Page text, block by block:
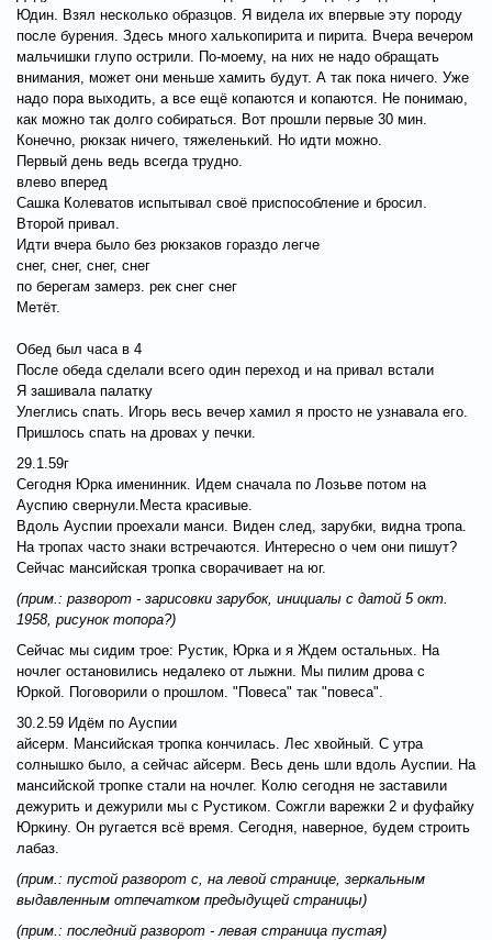
Юдин. Взял несколько образцов. Я видела их впервые эту породу
после бурения. Здесь много халькопирита и пирита. Вчера вечером
мальчишки глупо острили. По-моему, на них не надо обращать
внимания, может они меньше хамить будут. А так пока ничего. Уже
надо пора выходить, а все ещё копаются и копаются. Не понимаю,
как можно так долго собираться. Вот прошли первые 30 мин.
Конечно, рюкзак ничего, тяжеленький. Но идти можно.
Первый день ведь всегда трудно.
влево вперед
Сашка Колеватов испытывал своё приспособление и бросил.
Второй привал.
Идти вчера было без рюкзаков гораздо легче
снег, снег, снег, снег
по берегам замерз. рек снег снег
Метёт.
Обед был часа в 4
После обеда сделали всего один переход и на привал встали
Я зашивала палатку
Улеглись спать. Игорь весь вечер хамил я просто не узнавала его.
Пришлось спать на дровах у печки.
29.1.59г
Сегодня Юрка именинник. Идем сначала по Лозьве потом на
Ауспию свернули.Места красивые.
Вдоль Ауспии проехали манси. Виден след, зарубки, видна тропа.
На тропах часто знаки встречаются. Интересно о чем они пишут?
Сейчас мансийская тропка сворачивает на юг.
(прим.: разворот - зарисовки зарубок, инициалы с датой 5 окт.
1958, рисунок топора?)
Сейчас мы сидим трое: Рустик, Юрка и я Ждем остальных. На
ночлег остановились недалеко от лыжни. Мы пилим дрова с
Юркой. Поговорили о прошлом. "Повеса" так "повеса".
30.2.59 Идём по Ауспии
айсерм. Мансийская тропка кончилась. Лес хвойный. С утра
солнышко было, а сейчас айсерм. Весь день шли вдоль Ауспии. На
мансийской тропке стали на ночлег. Колю сегодня не заставили
дежурить и дежурили мы с Рустиком. Сожгли варежки 2 и фуфайку
Юркину. Он ругается всё время. Сегодня, наверное, будем строить
лабаз.
(прим.: пустой разворот с, на левой странице, зеркальным
выдавленным отпечатком предыдущей страницы)
(прим.: последний разворот - левая страница пустая)